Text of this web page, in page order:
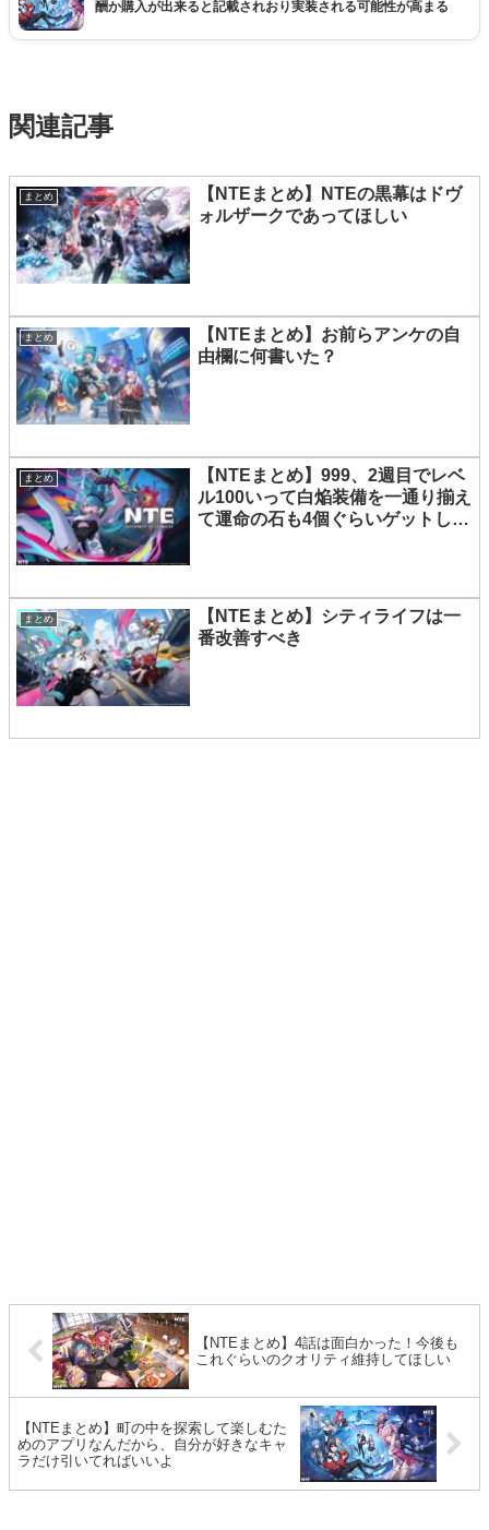
酬か購入が出来ると記載されおり実装される可能性が高まる
関連記事
まとめ
【NTEまとめ】NTEの黒幕はドヴ
ォルザークであってほしい
まとめ
【NTEまとめ】お前らアンケの自
由欄に何書いた？
まとめ
【NTEまとめ】999、2週目でレベ
ル100いって白焔装備を一通り揃え
て運命の石も4個ぐらいゲットした
まとめ
【NTEまとめ】シティライフは一
番改善すべき
【NTEまとめ】4話は面白かった！今後も
これぐらいのクオリティ維持してほしい
【NTEまとめ】町の中を探索して楽しむた
めのアプリなんだから、自分が好きなキャ
ラだけ引いてればいいよ